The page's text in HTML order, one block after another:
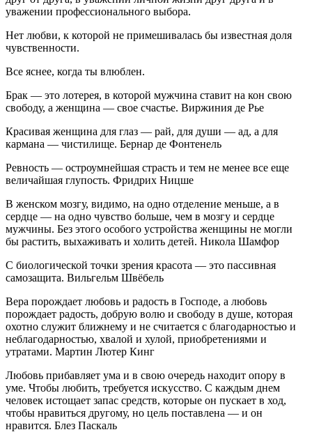
уважении профессионального выбора.
Нет любви, к которой не примешивалась бы известная доля
чувственности.
Все яснее, когда ты влюблен.
Брак — это лотерея, в которой мужчина ставит на кон свою
свободу, а женщина — свое счастье. Виржиния де Рье
Красивая женщина для глаз — рай, для души — ад, а для
кармана — чистилище. Бернар де Фонтенель
Ревность — остроумнейшая страсть и тем не менее все еще
величайшая глупость. Фридрих Ницше
В женском мозгу, видимо, на одно отделение меньше, а в
сердце — на одно чувство больше, чем в мозгу и сердце
мужчины. Без этого особого устройства женщины не могли
бы растить, выхаживать и холить детей. Никола Шамфор
С биологической точки зрения красота — это пассивная
самозащита. Вильгельм Швёбель
Вера порождает любовь и радость в Господе, а любовь
порождает радость, добрую волю и свободу в душе, которая
охотно служит ближнему и не считается с благодарностью и
неблагодарностью, хвалой и хулой, приобретениями и
утратами. Мартин Лютер Кинг
Любовь прибавляет ума и в свою очередь находит опору в
уме. Чтобы любить, требуется искусство. С каждым днем
человек истощает запас средств, которые он пускает в ход,
чтобы нравиться другому, но цель поставлена — и он
нравится. Блез Паскаль